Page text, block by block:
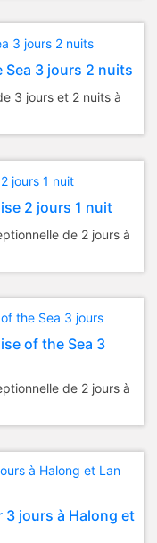
Sea 3 jours 2 nuits
3 jours et 2 nuits à
2 jours 1 nuit
de 2 jours à
of the Sea 3
de 2 jours à
3 jours à Halong et